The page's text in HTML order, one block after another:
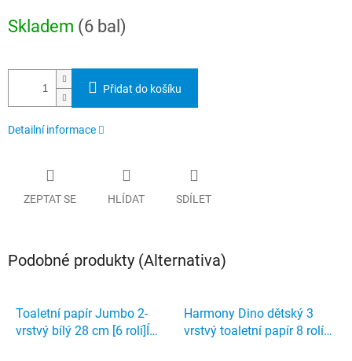
cena:
Skladem (6 bal)
Přidat do košíku
Detailní informace
ZEPTAT SE HLÍDAT SDÍLET
Podobné produkty (Alternativa)
Toaletní papír Jumbo 2-
vrstvý bílý 28 cm [6 rolí]Í
Harmony Dino dětský 3
vrstvý toaletní papír 8 rolí